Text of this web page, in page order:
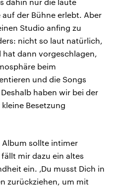
dahin nur die laute
der Bühne erlebt. Aber
Studio anfing zu
nicht so laut natürlich,
hat dann vorgeschlagen,
beim
und die Songs
haben wir bei der
Besetzung
Album sollte intimer
mir dazu ein altes
ein. ‚Du musst Dich in
zurückziehen, um mit